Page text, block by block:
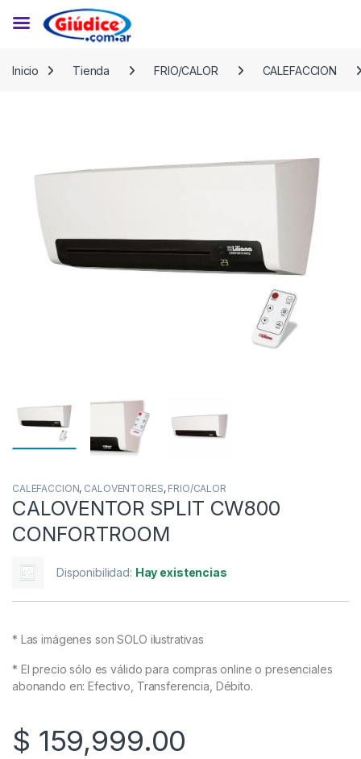
Inicio
Tienda FRIO/CALOR CALEFACCION
CALEFACCION, CALOVENTORES, FRIO/CALOR
CALOVENTOR SPLIT CW800
CONFORTROOM
Disponibilidad: Hay existencias
* Las imágenes son SOLO ilustrativas
* El precio sólo es válido para compras online o presenciales
abonando en: Efectivo, Transferencia, Débito.
$ 159,999.00